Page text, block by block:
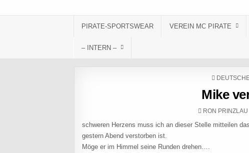
PIRATE-SPORTSWEAR VEREIN MC PIRATE
– INTERN –
POSTED IN
Mike
AUTHOR:
RON PRINZLAU
schweren Herzens muss ich an dieser Stelle mitteilen
gestern Abend verstorben ist.
Möge er im Himmel seine Runden drehen….